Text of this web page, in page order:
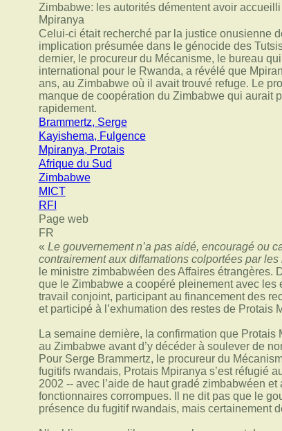
Zimbabwe: les autorités démentent avoir
Mpiranya
Celui-ci était recherché par la justice onusienne
implication présumée dans le génocide des
dernier, le procureur du Mécanisme, le bureau
international pour le Rwanda, a révélé que
ans, au Zimbabwe où il avait trouvé refuge. Le
manque de coopération du Zimbabwe qui aurait
rapidement.
Brammertz, Serge
Kayishema, Fulgence
Mpiranya, Protais
Afrique du Sud
Zimbabwe
MICT
RFI
Page web
FR
« Le gouvernement n’a pas aidé, encouragé ou
contrairement aux diffamations colportées par
le ministre zimbabwéen des Affaires étrangères.
que le Zimbabwe a coopéré pleinement avec les
travail conjoint, participant au financement des
et participé à l’exhumation des restes de Protais
La semaine dernière, la confirmation que Protais
au Zimbabwe avant d’y décéder à soulever de
Pour Serge Brammertz, le procureur du
fugitifs rwandais, Protais Mpiranya s’est réfugié
2002 -- avec l’aide de haut gradé zimbabwéen
fonctionnaires corrompues. Il ne dit pas que le
présence du fugitif rwandais, mais certainement